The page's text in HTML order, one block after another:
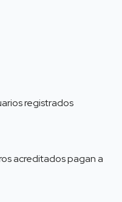
registrados
acreditados pagan a